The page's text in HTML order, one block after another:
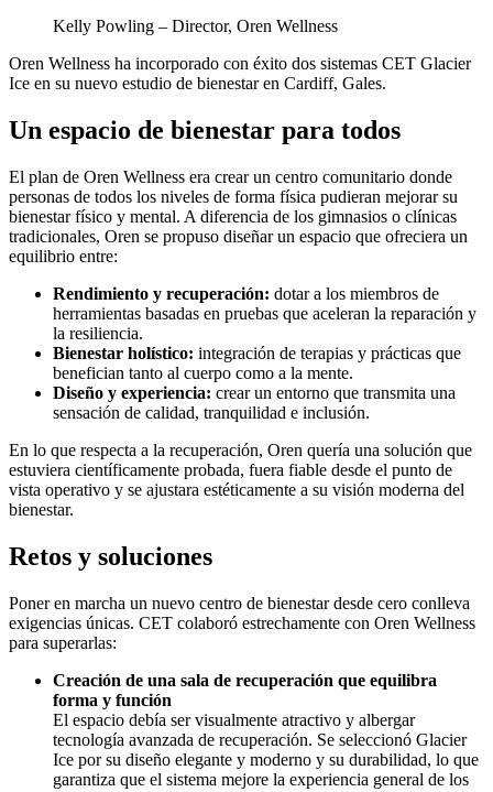
Kelly Powling – Director, Oren Wellness
Oren Wellness ha incorporado con éxito dos sistemas CET Glacier
Ice en su nuevo estudio de bienestar en Cardiff, Gales.
Un espacio de bienestar para todos
El plan de Oren Wellness era crear un centro comunitario donde
personas de todos los niveles de forma física pudieran mejorar su
bienestar físico y mental. A diferencia de los gimnasios o clínicas
tradicionales, Oren se propuso diseñar un espacio que ofreciera un
equilibrio entre:
Rendimiento y recuperación: dotar a los miembros de
herramientas basadas en pruebas que aceleran la reparación y
la resiliencia.
Bienestar holístico: integración de terapias y prácticas que
benefician tanto al cuerpo como a la mente.
Diseño y experiencia: crear un entorno que transmita una
sensación de calidad, tranquilidad e inclusión.
En lo que respecta a la recuperación, Oren quería una solución que
estuviera científicamente probada, fuera fiable desde el punto de
vista operativo y se ajustara estéticamente a su visión moderna del
bienestar.
Retos y soluciones
Poner en marcha un nuevo centro de bienestar desde cero conlleva
exigencias únicas. CET colaboró estrechamente con Oren Wellness
para superarlas:
Creación de una sala de recuperación que equilibra
forma y función
El espacio debía ser visualmente atractivo y albergar
tecnología avanzada de recuperación. Se seleccionó Glacier
Ice por su diseño elegante y moderno y su durabilidad, lo que
garantiza que el sistema mejore la experiencia general de los